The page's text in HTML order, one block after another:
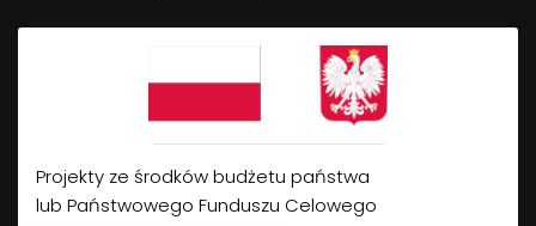
Projekty ze środków budżetu państwa
lub Państwowego Funduszu Celowego